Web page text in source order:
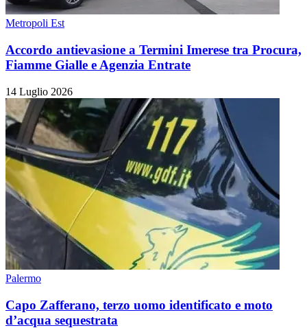
Metropoli Est
Accordo antievasione a Termini Imerese tra Procura,
Fiamme Gialle e Agenzia Entrate
14 Luglio 2026
Palermo
Capo Zafferano, terzo uomo identificato e moto
d’acqua sequestrata